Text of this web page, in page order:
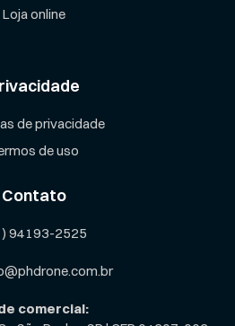
Loja online
de privacidade
de uso
Contato
94193-2525
comercial: